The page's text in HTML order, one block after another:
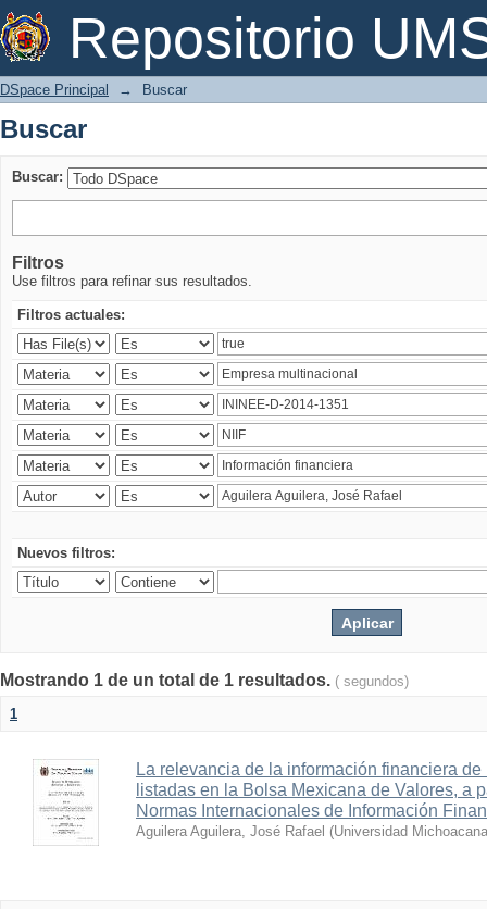
Repositorio
Buscar
DSpace Principal → Buscar
Buscar
Buscar:
Filtros
Use filtros para refinar sus resultados.
Filtros actuales:
Nuevos filtros:
Mostrando 1 de un total de 1 resultados. ( segundos)
1
La relevancia de la información financiera
listadas en la Bolsa Mexicana de Valores, a
Normas Internacionales de Información
Aguilera Aguilera, José Rafael (Universidad